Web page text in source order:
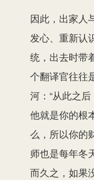
因此，出家人
发心、重新认
统，出去时
个翻译官往往
河：“从此之
他就是你的根
么，所以你的
师也是每年冬
而久之，如果